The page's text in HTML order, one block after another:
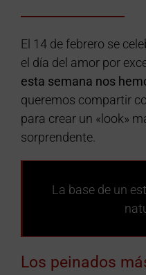
El 14 de febrero se
el día del amor por
esta semana nos
queremos compartir
para crear un «look»
sorprendente.
La base de un
Los peinados